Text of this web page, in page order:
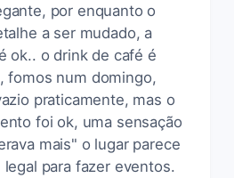
por enquanto o
a ser mudado, a
ok.. o drink de café é
fomos num domingo,
praticamente, mas o
foi ok, uma sensação
mais" o lugar parece
legal para fazer eventos.